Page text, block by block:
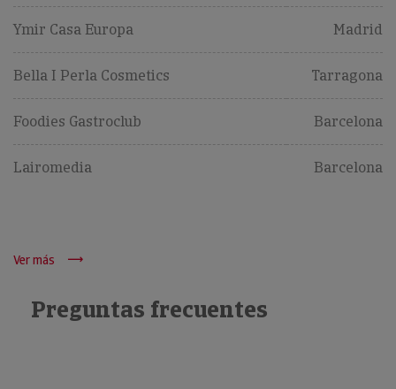
Ymir Casa Europa Madrid
Bella I Perla Cosmetics Tarragona
Foodies Gastroclub Barcelona
Lairomedia Barcelona
Ver más
Preguntas frecuentes